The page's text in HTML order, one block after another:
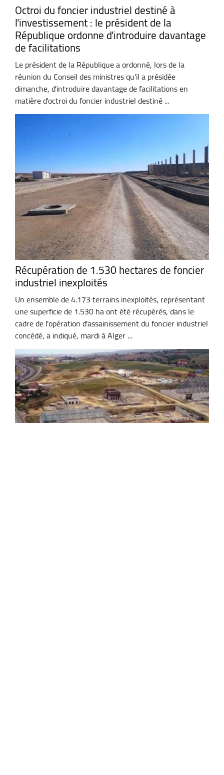
Octroi du foncier industriel destiné à
l'investissement : le président de la
République ordonne d'introduire davantage
de facilitations
Le président de la République a ordonné, lors de la
réunion du Conseil des ministres qu'il a présidée
dimanche, d'introduire davantage de facilitations en
matière d'octroi du foncier industriel destiné ...
Récupération de 1.530 hectares de foncier
industriel inexploités
Un ensemble de 4.173 terrains inexploités, représentant
une superficie de 1.530 ha ont été récupérés, dans le
cadre de l'opération d'assainissement du foncier industriel
concédé, a indiqué, mardi à Alger ...